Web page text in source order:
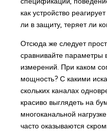
как устройство
ли в защиту, теряет ли
Отсюда же следует
сравнивайте параметры
измерений. При каком
мощность? С какими
скольких каналах
красиво выглядеть на
многоканальной
часто оказываются